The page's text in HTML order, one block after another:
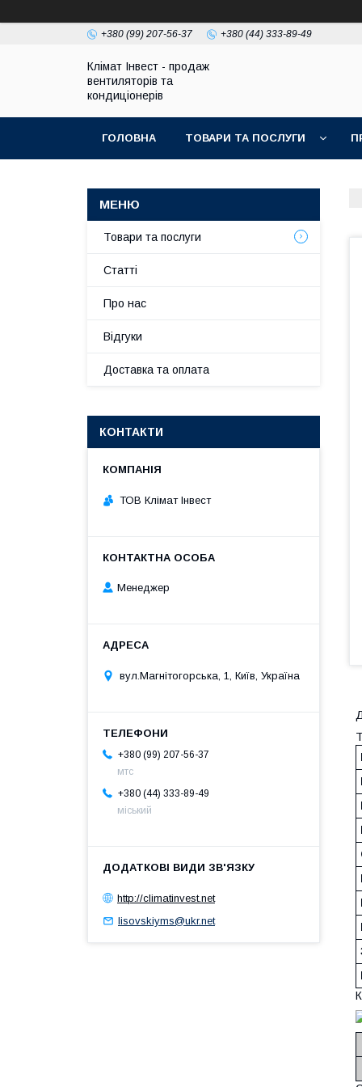
+380 (99) 207-56-37 +380 (44) 333-89-49
Клімат Інвест - продаж
вентиляторів та
кондиціонерів
ГОЛОВНА ТОВАРИ ТА ПОСЛУГИ
Товари та послуги
Статті
Про нас
Відгуки
Доставка та оплата
КОНТАКТИ
ТОВ Клімат Інвест
Менеджер
вул.Магнітогорська, 1, Київ, Україна
+380 (99) 207-56-37
мтс
+380 (44) 333-89-49
міський
http://climatinvest.net
lisovskiyms@ukr.net